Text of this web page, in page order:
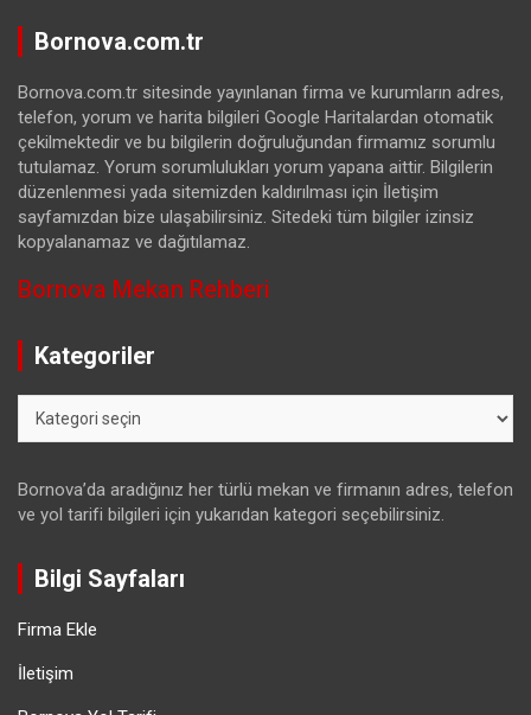
Bornova.com.tr
Bornova.com.tr sitesinde yayınlanan firma ve kurumların adres,
telefon, yorum ve harita bilgileri Google Haritalardan otomatik
çekilmektedir ve bu bilgilerin doğruluğundan firmamız sorumlu
tutulamaz. Yorum sorumlulukları yorum yapana aittir. Bilgilerin
düzenlenmesi yada sitemizden kaldırılması için İletişim
sayfamızdan bize ulaşabilirsiniz. Sitedeki tüm bilgiler izinsiz
kopyalanamaz ve dağıtılamaz.
Bornova Mekan Rehberi
Kategoriler
Bornova’da aradığınız her türlü mekan ve firmanın adres, telefon
ve yol tarifi bilgileri için yukarıdan kategori seçebilirsiniz.
Bilgi Sayfaları
Firma Ekle
İletişim